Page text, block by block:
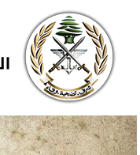
تجاوز إلى المحتوى الرئيسي
Skip to navigation